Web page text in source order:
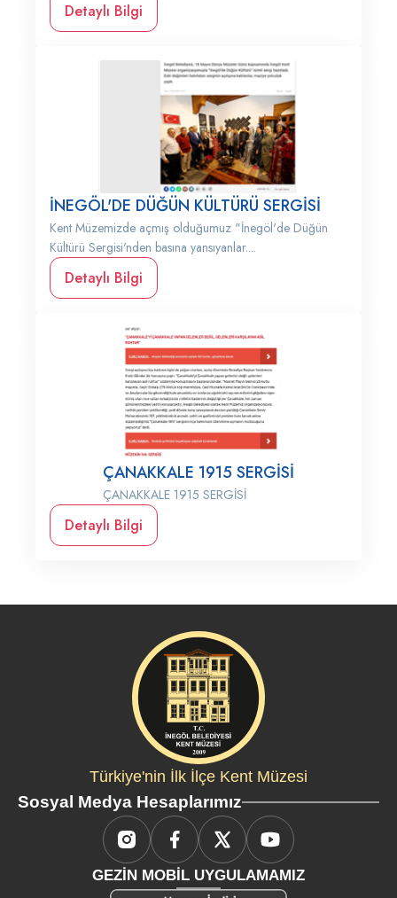
Detaylı Bilgi
İNEGÖL'DE DÜĞÜN KÜLTÜRÜ SERGİSİ
Kent Müzemizde açmış olduğumuz "İnegöl'de Düğün
Kültürü Sergisi'nden basına yansıyanlar....
Detaylı Bilgi
ÇANAKKALE 1915 SERGİSİ
ÇANAKKALE 1915 SERGİSİ
Detaylı Bilgi
Türkiye'nin İlk İlçe Kent Müzesi
Sosyal Medya Hesaplarımız
GEZİN MOBİL UYGULAMAMIZ